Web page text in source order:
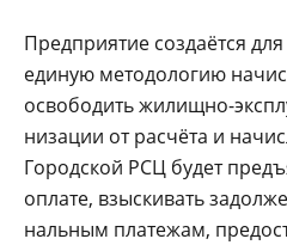
Предприятие соз­даётся
единую методологию
освободить жилищно-
низации от расчёта и
Городской РСЦ будет
оплате, взыскивать
нальным платежам,